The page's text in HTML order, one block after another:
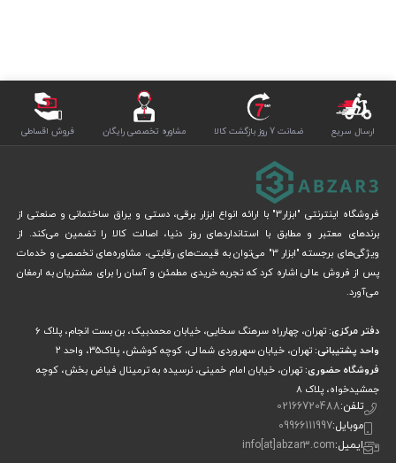
ارسال سریع ضمانت 7 روز بازگشت کالا مشاوره تخصصی رایگان فروش اقساطی
فروشگاه اینترنتی "ابزار3" با ارائه انواع ابزار برقی، دستی و یراق ساختمانی و صنعتی از
برندهای معتبر و مطابق با استانداردهای روز دنیا، اصالت کالا را تضمین می‌کند. از
ویژگی‌های برجسته "ابزار 3" می‌توان به قیمت‌های رقابتی، مشاوره‌های تخصصی و خدمات
پس از فروش عالی اشاره کرد که تجربه خریدی مطمئن و آسان را برای مشتریان به ارمغان
می‌آورد.
دفتر مرکزی:تهران، چهارراه سرهنگ سخایی، خیابان محمدبیک، بن بست انجام، پلاک 6
واحد پشتیبانی:تهران، خیابان سهروردی شمالی، کوچه کوشش، پلاک۳۵، واحد ۲
فروشگاه حضوری:تهران، خیابان امام خمینی، نرسیده به ترمینال فیاض بخش، کوچه
جمشیدخواه، پلاک ۸
تلفن:02166720488
موبایل:09966111997
ایمیل:info[at]abzar3.com